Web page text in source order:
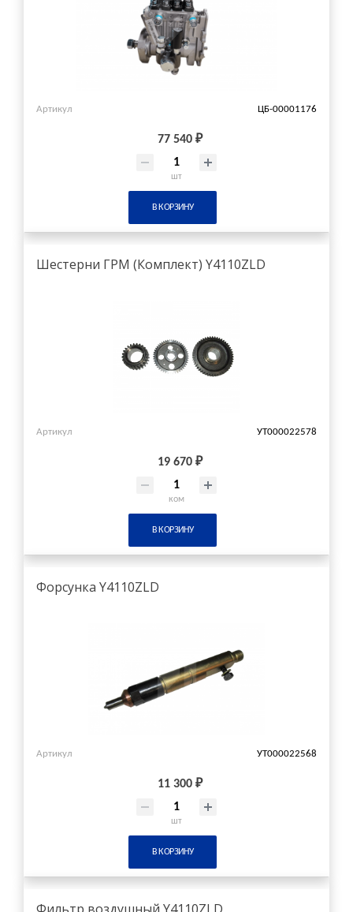
Артикул ЦБ-00001176
77 540 ₽
шт
В КОРЗИНУ
Шестерни ГРМ (Комплект) Y4110ZLD
Артикул УТ000022578
19 670 ₽
ком
В КОРЗИНУ
Форсунка Y4110ZLD
Артикул УТ000022568
11 300 ₽
шт
В КОРЗИНУ